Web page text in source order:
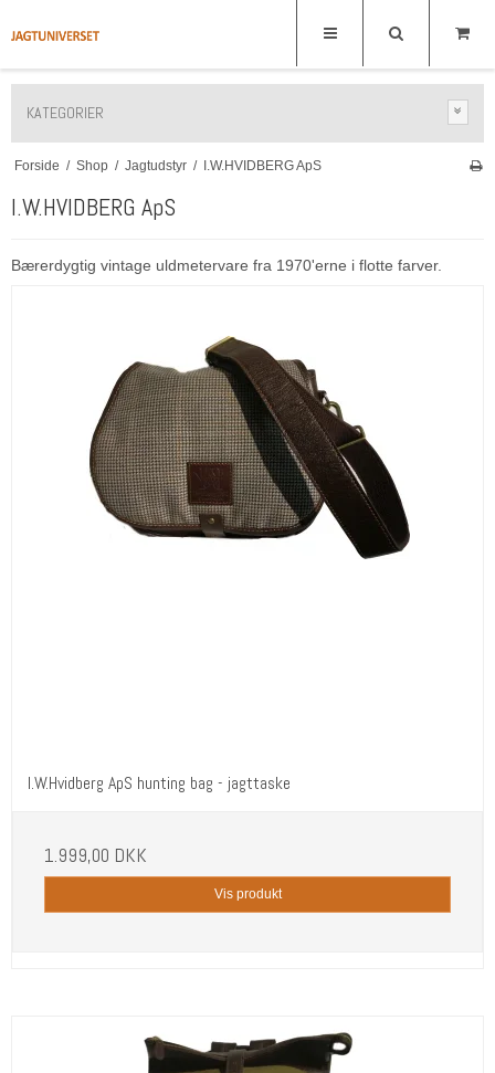
KATEGORIER
Forside / Shop / Jagtudstyr / I.W.HVIDBERG ApS
I.W.HVIDBERG ApS
Bærerdygtig vintage uldmetervare fra 1970'erne i flotte farver.
I.W.Hvidberg ApS hunting bag - jagttaske
1.999,00 DKK
Vis produkt